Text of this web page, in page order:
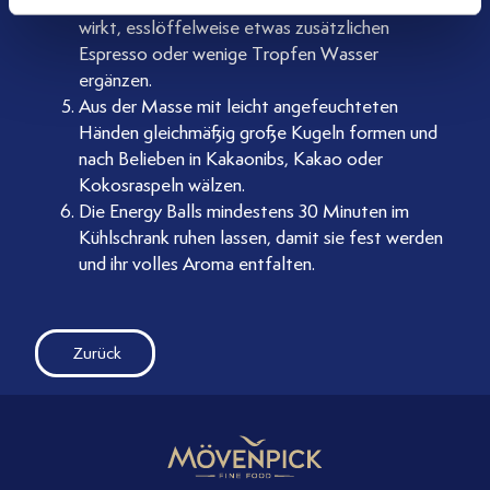
wirkt, esslöffelweise etwas zusätzlichen
Espresso oder wenige Tropfen Wasser
ergänzen.
Aus der Masse mit leicht angefeuchteten
Händen gleichmäßig große Kugeln formen und
nach Belieben in Kakaonibs, Kakao oder
Kokosraspeln wälzen.
Die Energy Balls mindestens 30 Minuten im
Kühlschrank ruhen lassen, damit sie fest werden
und ihr volles Aroma entfalten.
Zurück